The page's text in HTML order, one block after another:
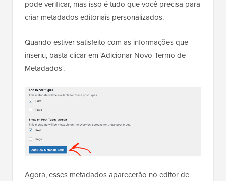
pode verificar, mas isso é tudo que você precisa para
criar metadados editoriais personalizados.
Quando estiver satisfeito com as informações que
inseriu, basta clicar em 'Adicionar Novo Termo de
Metadados'.
Agora, esses metadados aparecerão no editor de